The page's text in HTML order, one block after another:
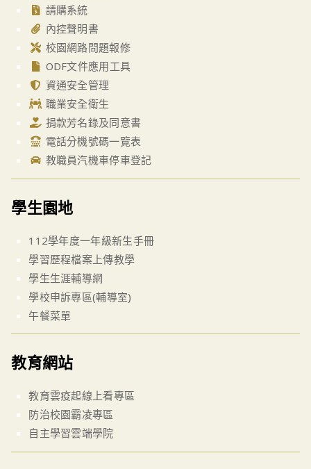
請購系統
內控聲明書
校園網路問題報修
ODF文件應用工具
資通安全管理
職業安全衛生
捐款芳名錄及同意書
電話分機號碼一覽表
教職員汽機車停車登記
學生園地
112學年度一年級新生手冊
學習歷程檔案上傳教學
學生生涯輔導網
學校申訴專區(輔導室)
午餐菜單
教育網站
教育雲疫起線上看專區
防治校園霸凌專區
自主學習雲端學院